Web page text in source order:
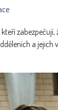
a jejich